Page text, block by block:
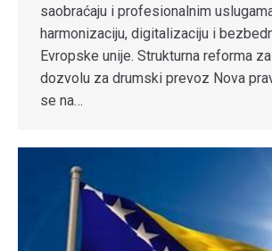
saobraćaju i profesionalnim
harmonizaciju, digitalizaciju i
Evropske unije. Strukturna reforma
dozvolu za drumski prevoz Nova
se na…